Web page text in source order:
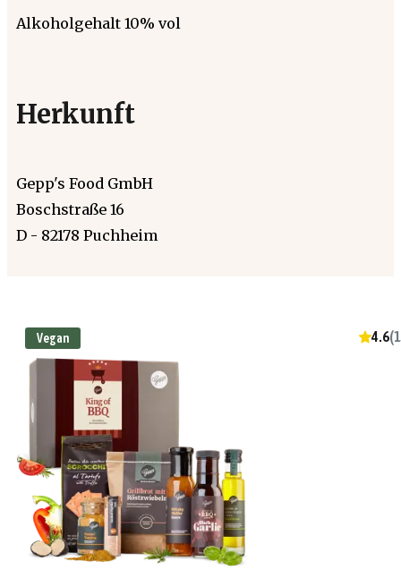
Alkoholgehalt 10% vol
Herkunft
Gepp's Food GmbH
Boschstraße 16
D - 82178 Puchheim
Vegan 4.6(